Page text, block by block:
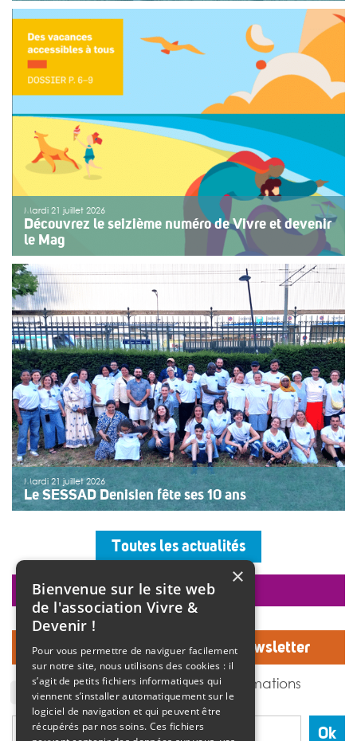
Une organisation collective au service de l’inclusion
Depuis sept ans, l’association ouvre le premier jour des
fêtes de Bayonne à une structure accompagnant des
enfants ou des adolescents en situation de handicap
ou de fragilité. Cette année, le choix […]
>>Lire la suite
Mardi 21 juillet 2026
Découvrez le seizième numéro de Vivre et devenir
le Mag
Le numéro du mois de juillet 2026 de Vivre et devenir, Le
Mag, vient de paraître. Le dossier central se concentre
sur les vacances pour tous. Vivre et devenir a lancé un
plan d’action afin de rendre les vacances accessibles
[…]
>>Lire la suite
Mardi 21 juillet 2026
Le SESSAD Denisien fête ses 10 ans
accueillaient les invités autour d’un buffet, dans une
ambiance musicale live assurée par un groupe de
musiciens. Christine Manadi, directrice du SESSAD
depuis sa création, est revenue sur l’histoire […]
>>Lire la suite
Toutes les actualités
Inscrivez-vous à notre Newsletter
J'accepte de recevoir des informations
de l'association Vivre et devenir.
Ok
faire un don
×
Bienvenue sur le site web
de l'association Vivre &
Devenir !
Pour vous permettre de naviguer facilement
sur notre site, nous utilisons des cookies : il
s’agit de petits fichiers informatiques qui
viennent s’installer automatiquement sur le
logiciel de navigation et qui peuvent être
récupérés par nos soins. Ces fichiers